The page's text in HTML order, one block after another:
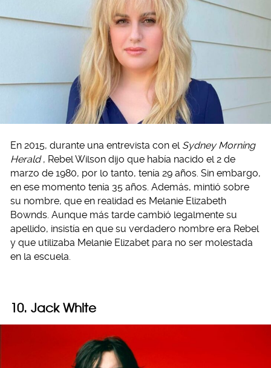
En 2015, durante una entrevista con el Sydney Morning
Herald , Rebel Wilson dijo que había nacido el 2 de
marzo de 1980, por lo tanto, tenía 29 años. Sin embargo,
en ese momento tenía 35 años. Además, mintió sobre
su nombre, que en realidad es Melanie Elizabeth
Bownds. Aunque más tarde cambió legalmente su
apellido, insistía en que su verdadero nombre era Rebel
y que utilizaba Melanie Elizabet para no ser molestada
en la escuela.
10. Jack White